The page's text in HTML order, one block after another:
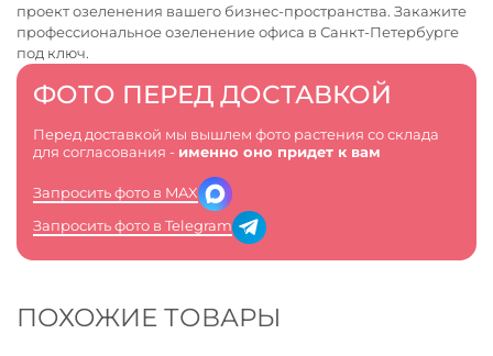
ФОТО ПЕРЕД ДОСТАВКОЙ
Перед доставкой мы вышлем фото растения со склада
для согласования - именно оно придет к вам
Запросить фото в MAX
Запросить фото в Telegram
проект озеленения вашего бизнес-пространства. Закажите
профессиональноеозеленение офиса в Санкт-Петербурге
под ключ.
ПОХОЖИЕ ТОВАРЫ